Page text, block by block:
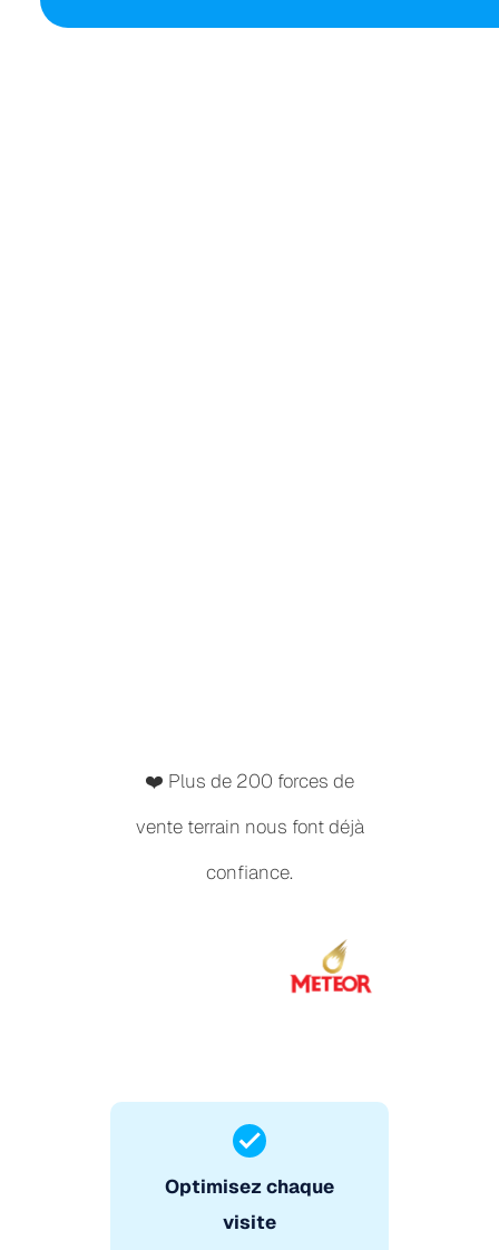
❤️ Plus de 200 forces de
vente terrain nous font déjà
confiance.
Optimisez chaque
visite